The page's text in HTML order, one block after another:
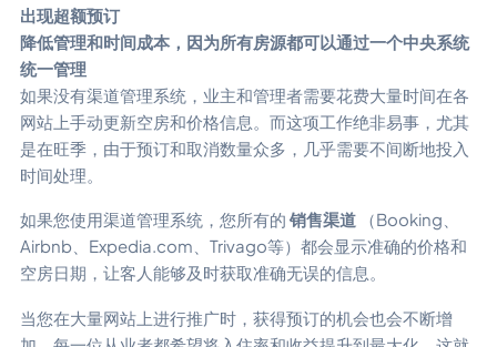
出现超额预订
降低管理和时间成本，因为所有房源都可以通过一个中央系统
统一管理
如果没有渠道管理系统，业主和管理者需要花费大量时间在各
网站上手动更新空房和价格信息。而这项工作绝非易事，尤其
是在旺季，由于预订和取消数量众多，几乎需要不间断地投入
时间处理。
如果您使用渠道管理系统，您所有的 销售渠道 （Booking、
Airbnb、Expedia.com、Trivago等）都会显示准确的价格和
空房日期，让客人能够及时获取准确无误的信息。
当您在大量网站上进行推广时，获得预订的机会也会不断增